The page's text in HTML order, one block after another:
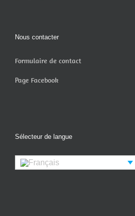
Nous contacter
Formulaire de contact
Page Facebook
Sélecteur de langue